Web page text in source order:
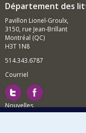
Département des
Pavillon Lionel-Groulx,
3150, rue Jean-Brillant
Montréal (QC)
H3T 1N8
514.343.6787
Courriel
Nouvelles